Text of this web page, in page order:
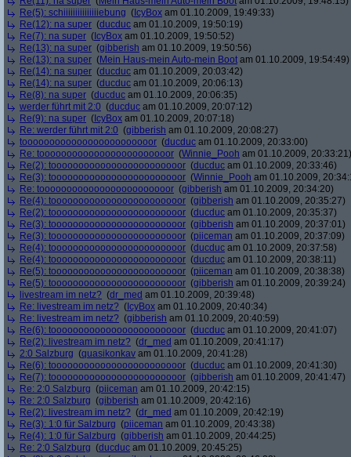
Re(5): schiiiiiiiiiiiiiiiebung ( IcyBox am 01.10.2009, 19:49:33)
Re(12): na super (ducduc am 01.10.2009, 19:50:19)
Re(7): na super ( IcyBox am 01.10.2009, 19:50:52)
Re(13): na super (gibberish am 01.10.2009, 19:50:56)
Re(13): na super (Mein Haus-mein Auto-mein Boot am 01.10.2009, 19:54:49)
Re(14): na super (ducduc am 01.10.2009, 20:03:42)
Re(14): na super (ducduc am 01.10.2009, 20:06:13)
Re(8): na super (ducduc am 01.10.2009, 20:06:35)
werder führt mit 2:0 (ducduc am 01.10.2009, 20:07:12)
Re(9): na super ( IcyBox am 01.10.2009, 20:07:18)
Re: werder führt mit 2:0 (gibberish am 01.10.2009, 20:08:27)
toooooooooooooooooooooooor (ducduc am 01.10.2009, 20:33:00)
Re: toooooooooooooooooooooooor (Winnie_Pooh am 01.10.2009, 20:33:21)
Re(2): toooooooooooooooooooooooor (ducduc am 01.10.2009, 20:33:46)
Re(3): toooooooooooooooooooooooor (Winnie_Pooh am 01.10.2009,
Re: toooooooooooooooooooooooor (gibberish am 01.10.2009, 20:34:20)
Re(4): toooooooooooooooooooooooor (gibberish am 01.10.2009, 20:35:27)
Re(2): toooooooooooooooooooooooor (ducduc am 01.10.2009, 20:35:37)
Re(3): toooooooooooooooooooooooor (gibberish am 01.10.2009, 20:37:01)
Re(3): toooooooooooooooooooooooor (piiceman am 01.10.2009, 20:37:09)
Re(4): toooooooooooooooooooooooor (ducduc am 01.10.2009, 20:37:58)
Re(4): toooooooooooooooooooooooor (ducduc am 01.10.2009, 20:38:11)
Re(5): toooooooooooooooooooooooor (piiceman am 01.10.2009, 20:38:38)
Re(5): toooooooooooooooooooooooor (gibberish am 01.10.2009, 20:39:24)
livestream im netz? (dr_med am 01.10.2009, 20:39:48)
Re: livestream im netz? ( IcyBox am 01.10.2009, 20:40:34)
Re: livestream im netz? (gibberish am 01.10.2009, 20:40:59)
Re(6): toooooooooooooooooooooooor (ducduc am 01.10.2009, 20:41:07)
Re(2): livestream im netz? (dr_med am 01.10.2009, 20:41:17)
2:0 Salzburg (quasikonkav am 01.10.2009, 20:41:28)
Re(6): toooooooooooooooooooooooor (ducduc am 01.10.2009, 20:41:30)
Re(7): toooooooooooooooooooooooor (gibberish am 01.10.2009, 20:41:47)
Re: 2:0 Salzburg (piiceman am 01.10.2009, 20:42:15)
Re: 2:0 Salzburg (gibberish am 01.10.2009, 20:42:16)
Re(2): livestream im netz? (dr_med am 01.10.2009, 20:42:19)
Re(3): 1:0 für Salzburg (piiceman am 01.10.2009, 20:43:38)
Re(4): 1:0 für Salzburg (gibberish am 01.10.2009, 20:44:25)
Re: 2:0 Salzburg (ducduc am 01.10.2009, 20:45:25)